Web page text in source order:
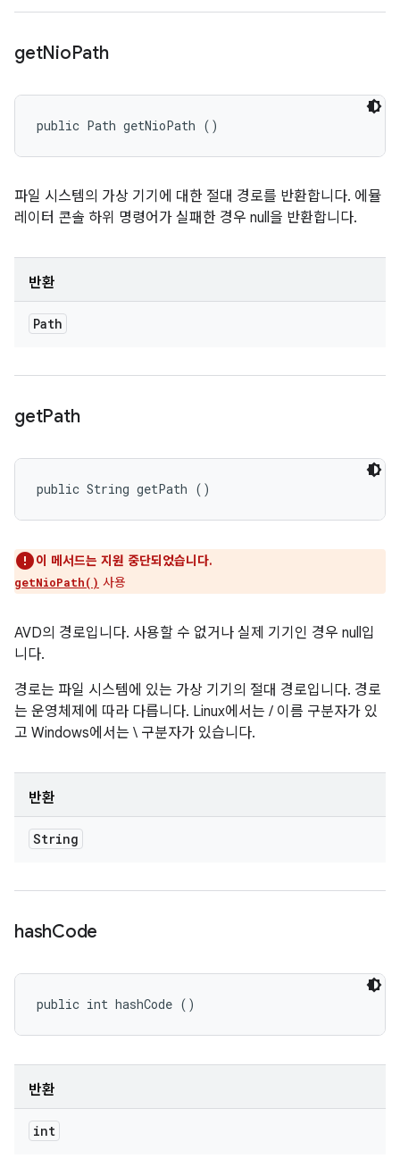
getNioPath
public Path getNioPath ()
파일 시스템의 가상 기기에 대한 절대 경로를 반환합니다. 에뮬
레이터 콘솔 하위 명령어가 실패한 경우 null을 반환합니다.
반환
Path
getPath
public String getPath ()
이 메서드는 지원 중단되었습니다.
getNioPath() 사용
AVD의 경로입니다. 사용할 수 없거나 실제 기기인 경우 null입
니다.
경로는 파일 시스템에 있는 가상 기기의 절대 경로입니다. 경로
는 운영체제에 따라 다릅니다. Linux에서는 / 이름 구분자가 있
고 Windows에서는 \ 구분자가 있습니다.
반환
String
hashCode
public int hashCode ()
반환
int